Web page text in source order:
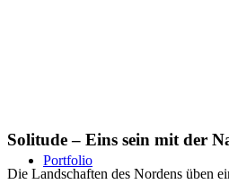
Portfolio
Solitude – Eins sein mit der
Die Landschaften des Nordens üben